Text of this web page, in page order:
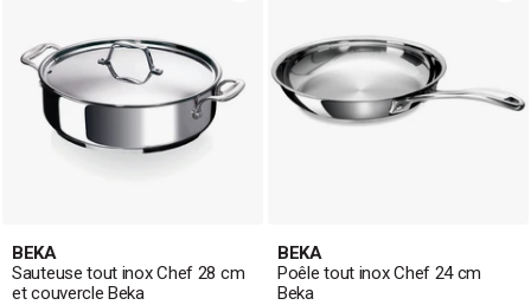
BEKA
Sauteuse tout inox Chef 28 cm
et couvercle Beka
BEKA
Poêle tout inox Chef 24 cm
Beka